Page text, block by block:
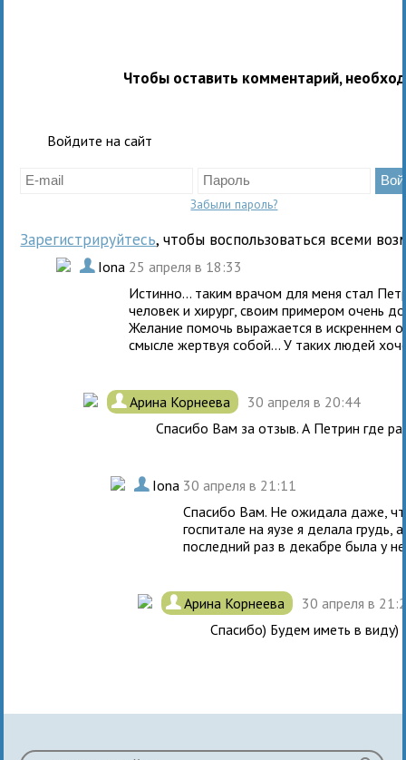
Чтобы оставить комментарий,
Войдите на сайт
Забыли пароль?
Зарегистрируйтесь, чтобы воспользоваться всеми
. Iona 25 апреля в 18:33
Истинно... таким врачом для меня стал
человек и хирург, своим примером очень
Желание помочь выражается в искреннем
смысле жертвуя собой... У таких людей
. Арина Корнеева
30 апреля в 20:44
Спасибо Вам за отзыв. А Петрин где
. Iona 30 апреля в 21:11
Спасибо Вам. Не ожидала даже,
госпитале на яузе я делала грудь,
последний раз в декабре была у
. Арина Корнеева
30 апреля в
Спасибо) Будем иметь в виду)